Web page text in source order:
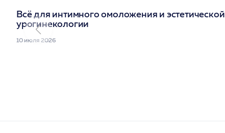
Всё для интимного омоложения и эстетической
урогинекологии
10 июля 2026